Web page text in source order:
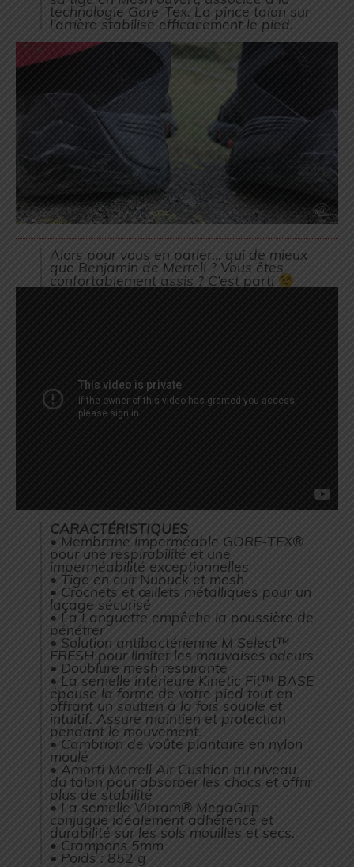
technologie Gore-Tex. La pince talon sur
l’arrière stabilise efficacement le pied.
Alors pour vous en parler… qui de mieux
que Benjamin de Merrell ? Vous êtes
confortablement assis ? C’est parti
CARACTÉRISTIQUES
• Membrane imperméable GORE-TEX®
pour une respirabilité et une
imperméabilité exceptionnelles
• Tige en cuir Nubuck et mesh
• Crochets et œillets métalliques pour un
laçage sécurisé
• La Languette empêche la poussière de
pénétrer
• Solution antibactérienne M Select™
FRESH pour limiter les mauvaises odeurs
• Doublure mesh respirante
• La semelle intérieure Kinetic Fit™ BASE
épouse la forme de votre pied tout en
offrant un soutien à la fois souple et
intuitif. Assure maintien et protection
pendant le mouvement.
• Cambrion de voûte plantaire en nylon
moulé
• Amorti Merrell Air Cushion au niveau
du talon pour absorber les chocs et offrir
plus de stabilité
• La semelle Vibram® MegaGrip
conjugue idéalement adhérence et
durabilité sur les sols mouillés et secs.
• Crampons 5mm
• Poids : 852 g